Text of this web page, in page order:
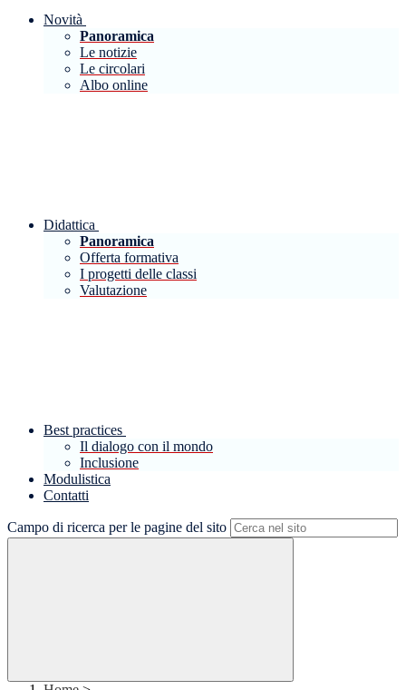
Novità
Panoramica
Le notizie
Le circolari
Albo online
Didattica
Panoramica
Offerta formativa
I progetti delle classi
Valutazione
Best practices
Il dialogo con il mondo
Inclusione
Modulistica
Contatti
Campo di ricerca per le pagine del sito